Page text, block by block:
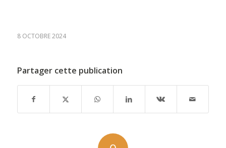
8 OCTOBRE 2024
Partager cette publication